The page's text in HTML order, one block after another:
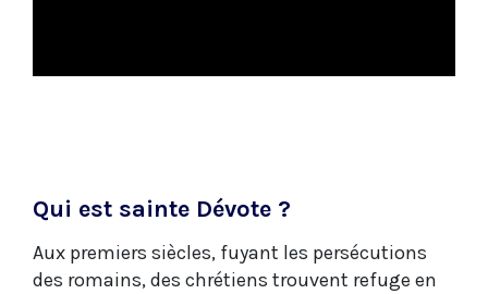
Qui est sainte Dévote ?
Aux premiers siècles, fuyant les persécutions
des romains, des chrétiens trouvent refuge en